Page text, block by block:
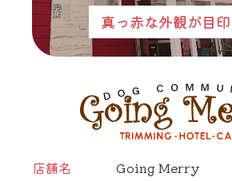
真っ赤な外観が目
店舗名
Going Merry